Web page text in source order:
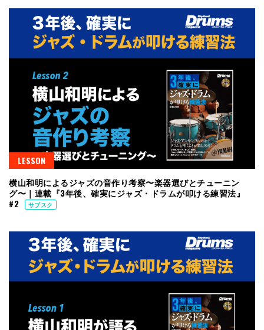
LESSON
横山和明によるジャズの音作り考察〜楽器選びとチューニン
グ〜｜連載『3年後、確実にジャズ・ドラムが叩ける練習法』
#2
サブスク